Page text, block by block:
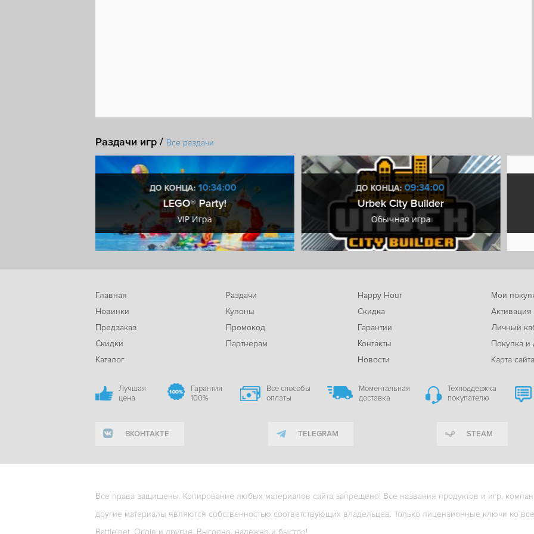
Раздачи игр / Все раздачи
ДО КОНЦА:10:33:59
LEGO® Party!
VIP Игра
ДО КОНЦА:09:33:59
Urbek City Builder
Обычная игра
Главная
Новинки
Предзаказ
Скидки
Каталог
Раздачи
Купоны
Промокод
Партнерам
Happy Hour
Скидка
Гарантии
Контакты
Новости
Мои
Активация
Личный
Покупка и
Карта сайта
Лучшая
цена
Гарантия
100%
Все способы
оплаты
Моментальная
доставка
Техподдержка
покупателю
ВКОНТАКТЕ TELEGRAM STEAM
Все права защищены. Копирование любых материалов сайта запрещено! Все названия продуктов и игр,
другие материалы являются собственностью соответствующих владельцев. Только лицензионные ключи ко
Battle.net, Origin и другие. Выгодно, надежно и быстро!